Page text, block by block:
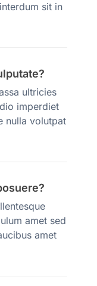
sit in
ultricies
imperdiet
nulla volutpat
amet sed
amet